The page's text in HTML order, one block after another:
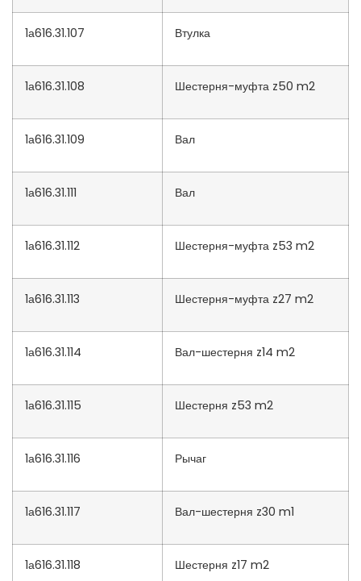
1а616.31.107 Втулка
1а616.31.108 Шестерня-муфта z50 m2
1а616.31.109 Вал
1а616.31.111 Вал
1а616.31.112 Шестерня-муфта z53 m2
1а616.31.113 Шестерня-муфта z27 m2
1а616.31.114 Вал-шестерня z14 m2
1а616.31.115 Шестерня z53 m2
1а616.31.116 Рычаг
1а616.31.117 Вал-шестерня z30 m1
1а616.31.118 Шестерня z17 m2